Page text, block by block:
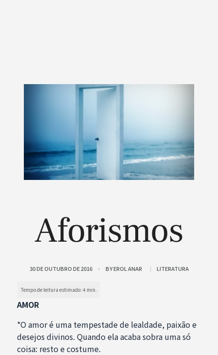
Aforismos
30 DE OUTUBRO DE 2016 BYEROL ANAR LITERATURA
AMOR
*O amor é uma tempestade de lealdade, paixão e
desejos divinos. Quando ela acaba sobra uma só
coisa: resto e costume.